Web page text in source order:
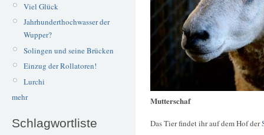
Viel Glück
Jahrhunderthochwasser der
Wupper?
Solingen und seine Brücken
Einzug der Rollatoren!
Lurchi
mehr
Schlagwortliste
Mutterschaf
Das Tier findet ihr auf dem Hof der